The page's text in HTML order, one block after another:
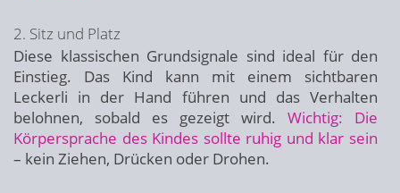
2. Sitz und Platz
Diese klassischen Grundsignale sind ideal für den
Einstieg. Das Kind kann mit einem sichtbaren
Leckerli in der Hand führen und das Verhalten
belohnen, sobald es gezeigt wird. Wichtig: Die
Körpersprache des Kindes sollte ruhig und klar sein
– kein Ziehen, Drücken oder Drohen.